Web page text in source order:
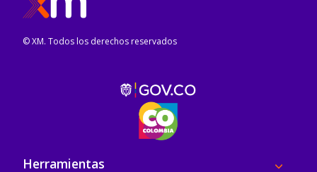
© XM. Todos los derechos reservados
Pie de página
Herramientas